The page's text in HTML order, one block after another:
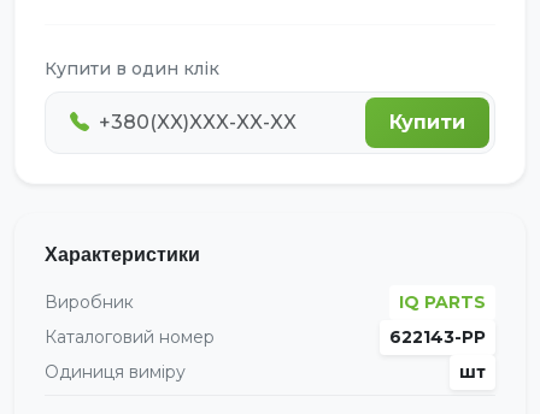
Купити в один клік
Купити
Характеристики
Виробник
IQ PARTS
Каталоговий номер
622143-PP
Одиниця виміру
шт